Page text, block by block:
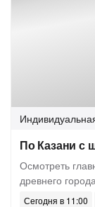
По Казани с
Осмотреть
древнего
Сегодня в 11:00